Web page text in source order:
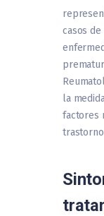
casos
la
factores